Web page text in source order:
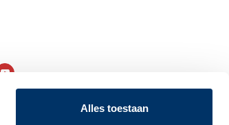
Alles toestaan